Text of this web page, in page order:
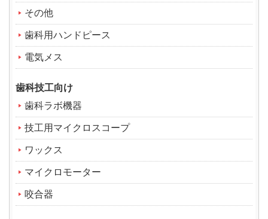
その他
歯科用ハンドピース
電気メス
歯科技工向け
歯科ラボ機器
技工用マイクロスコープ
ワックス
マイクロモーター
咬合器